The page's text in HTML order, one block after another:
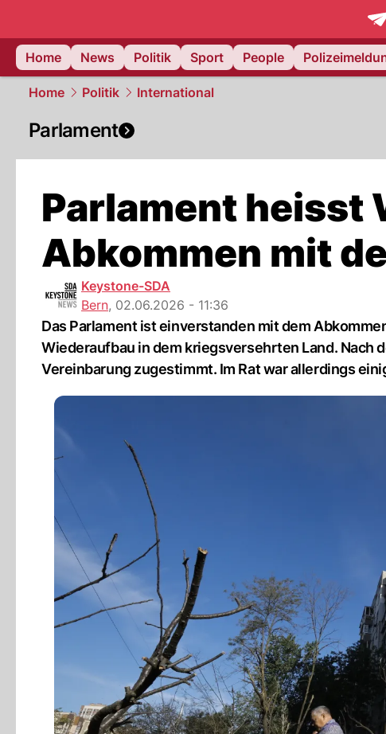
Home
News Politik Sport People
Home Politik International
Parlament
Parlament heisst
Abkommen mit
Keystone-SDA
Bern, 02.06.2026 - 11:36
Das Parlament ist einverstanden mit dem
Wiederaufbau in dem kriegsversehrten Land. Nach
Vereinbarung zugestimmt. Im Rat war allerdings